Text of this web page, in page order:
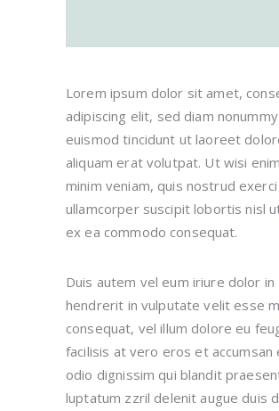
Lorem ipsum dolor sit amet,
adipiscing elit, sed diam
euismod tincidunt ut laoreet
aliquam erat volutpat. Ut wisi
minim veniam, quis nostrud
ullamcorper suscipit lobortis nisl
ex ea commodo consequat.
Duis autem vel eum iriure dolor in
hendrerit in vulputate velit esse
consequat, vel illum dolore eu
facilisis at vero eros et accumsan
odio dignissim qui blandit
luptatum zzril delenit augue duis